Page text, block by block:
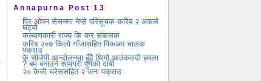
Annapurna Post 13
प्रि ओपन सेसनमा नेप्से परिसूचक करिब २ अंकले
घट्यो
कल्याणकारी राज्य कि कर संकलक
करिब २०७ किलो गाँजासहित पिकअप चालक
पक्राउ
के सीजेपी आन्दोलनमा हुँदै थियो आतंकवादी हमला
? बम बनाउने सामग्री पुगेको दाबी
२० केजी चरेससहित २ जना पक्राउ